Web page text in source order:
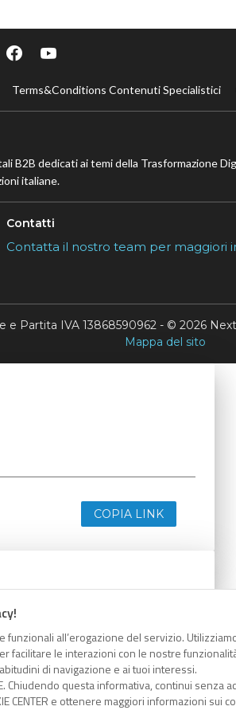
all’erogazione del servizio.
facilitare le interazioni con le nostre
di navigazione e ai tuoi interessi.
Chiudendo questa informativa, continui senza
e ottenere maggiori informazioni sui
Terms&Conditions Contenuti Specialistici
B2B dedicati ai temi della Trasformazione
italiane.
Contatti
Contatta il nostro team per maggiori
e Partita IVA 13868590962 - © 2026
Mappa del sito
COPIA LINK
COPIA LINK